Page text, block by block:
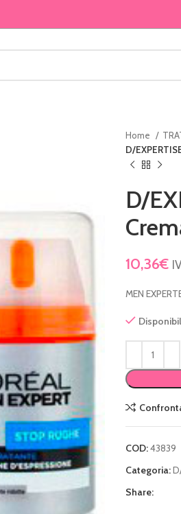
Home
D/
D/
10,36€
MEN
COD:43839
Categoria:
Share: